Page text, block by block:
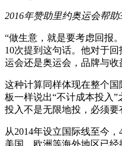
2016年赞助里约奥运会帮助
“做生意，就是要考虑回报
10次提到这句话。他对于
运会还是奥运会，品牌与收
这种计算同样体现在整个
板一样说出“不计成本投入”
投入不是无限地投，必须要
从2014年设立国际线至今，
美国、欧洲等海外地区已